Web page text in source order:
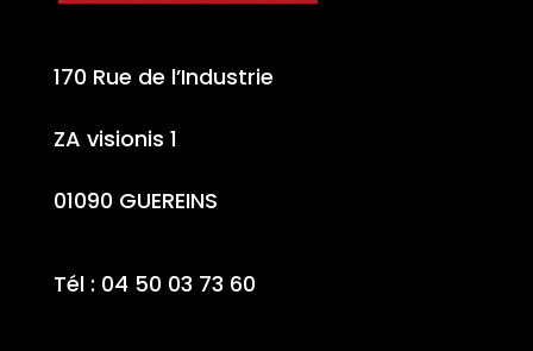
170 Rue de l’Industrie
ZA visionis 1
01090 GUEREINS
Tél : 04 50 03 73 60